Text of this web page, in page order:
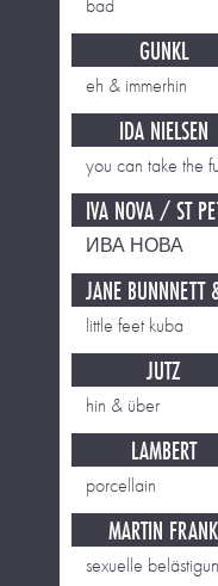
bad
GUNKL
eh & immerhin
IDA NIELSEN
you can take the
ИВА НОВА
little feet kuba
JÜTZ
hin & über
LAMBERT
porcellain
MARTIN FRANK
sexuelle